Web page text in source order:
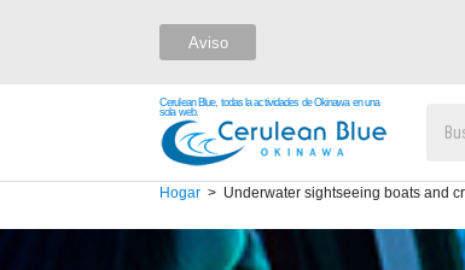
Aviso
Cerulean Blue, todas la actividades de Okinawa en una
sola web.
Hogar Underwater sightseeing boats and